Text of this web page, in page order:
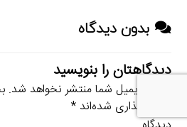
بدون دیدگاه
دیدگاهتان را بنویسید
نشانی ایمیل شما منتشر نخواهد شد.
علامت‌گذاری شده‌اند*